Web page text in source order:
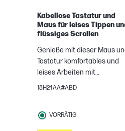
Kabellose Tastatur und
Maus für leises Tippen
flüssiges Scrollen
Genieße mit dieser Maus
Tastatur komfortables und
leises Arbeiten mit
elegantem Design. Denn
Tastenkürzeln und
langlebiger Akkus bleibst du
18H24AA#ABD
VORRÄTIG